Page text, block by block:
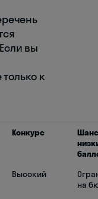
вы
к
Конкурс
Высокий
на